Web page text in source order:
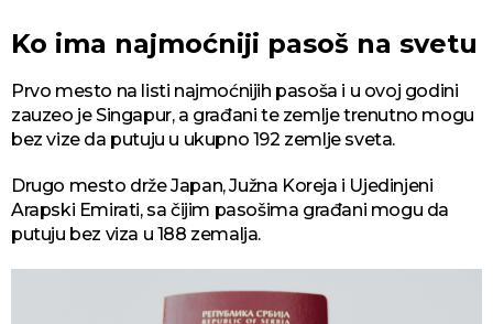
Ko ima najmoćniji pasoš na svetu
Prvo mesto na listi najmoćnijih pasoša i u ovoj godini
zauzeo je Singapur, a građani te zemlje trenutno mogu
bez vize da putuju u ukupno 192 zemlje sveta.
Drugo mesto drže Japan, Južna Koreja i Ujedinjeni
Arapski Emirati, sa čijim pasošima građani mogu da
putuju bez viza u 188 zemalja.